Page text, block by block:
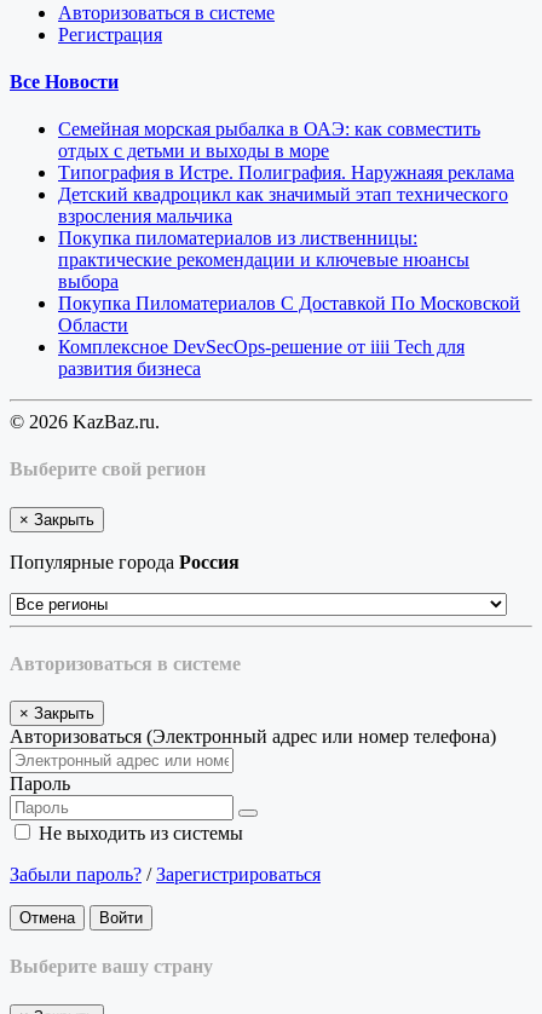
Авторизоваться в системе
Регистрация
Все Новости
Семейная морская рыбалка в ОАЭ: как совместить
отдых с детьми и выходы в море
Типография в Истре. Полиграфия. Наружнаяя реклама
Детский квадроцикл как значимый этап технического
взросления мальчика
Покупка пиломатериалов из лиственницы:
практические рекомендации и ключевые нюансы
выбора
Покупка Пиломатериалов С Доставкой По Московской
Области
Комплексное DevSecOps-решение от iiii Tech для
развития бизнеса
© 2026 KazBaz.ru.
Выберите свой регион
× Закрыть
Популярные города Россия
Авторизоваться в системе
× Закрыть
Авторизоваться (Электронный адрес или номер телефона)
Пароль
Не выходить из системы
Забыли пароль? /Зарегистрироваться
Отмена Войти
Выберите вашу страну